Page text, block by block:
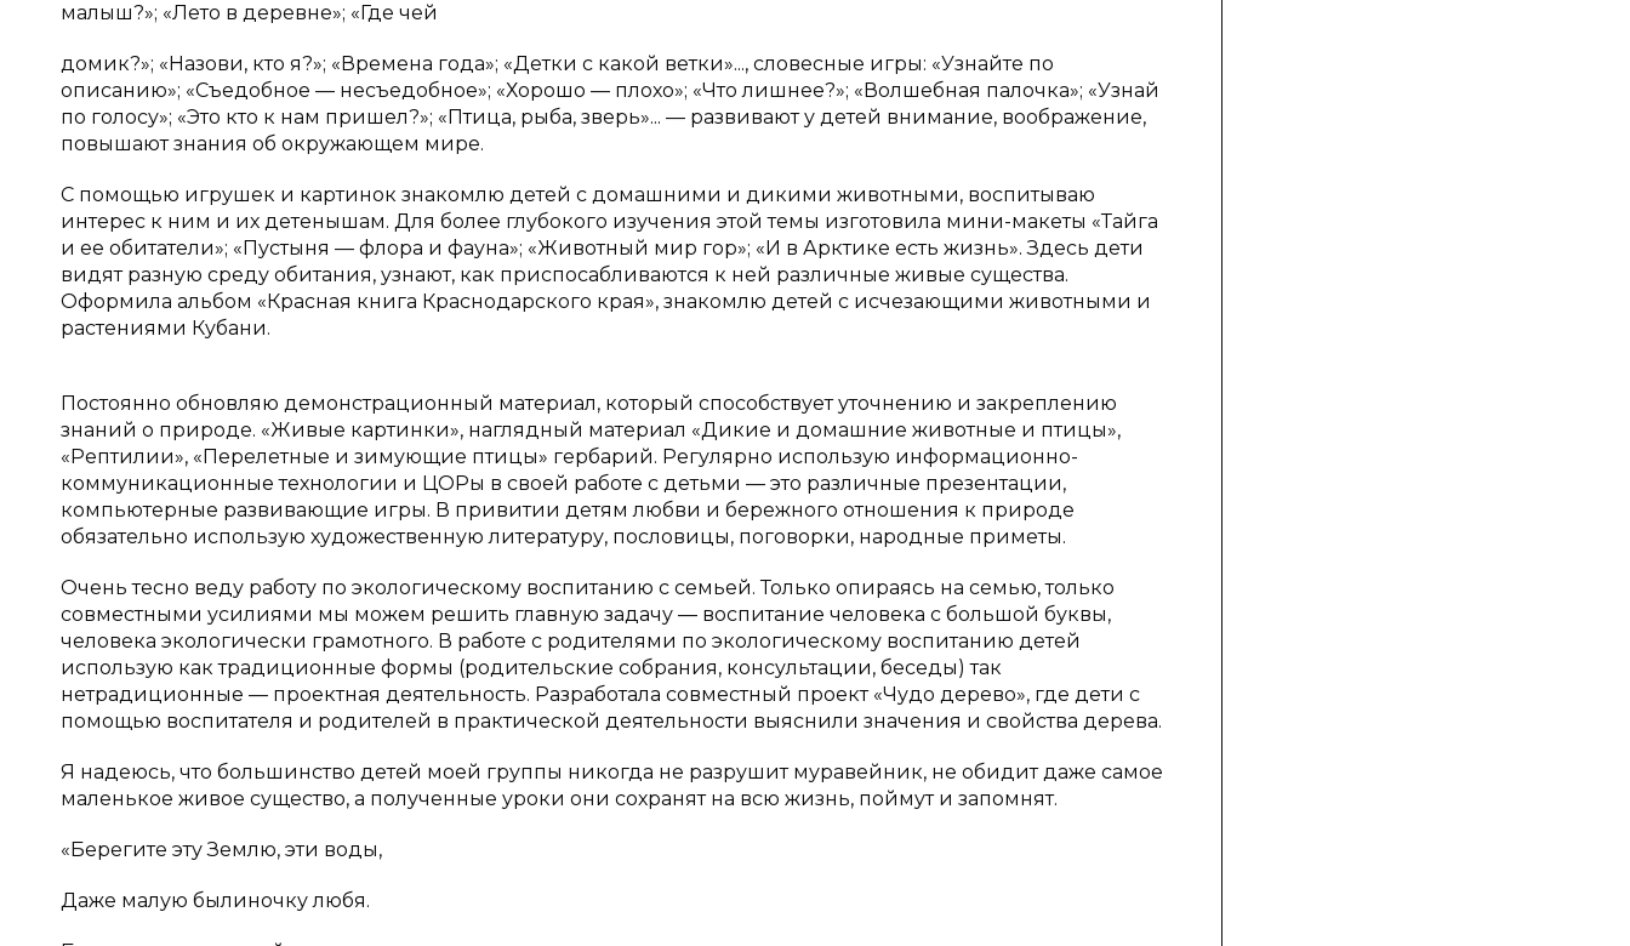
малыш?»; «Лето в деревне»; «Где чей
домик?»; «Назови, кто я?»; «Времена года»; «Детки с какой ветки»..., словесные игры: «Узнайте по
описанию»; «Съедобное — несъедобное»; «Хорошо — плохо»; «Что лишнее?»; «Волшебная палочка»; «Узнай
по голосу»; «Это кто к нам пришел?»; «Птица, рыба, зверь»... — развивают у детей внимание, воображение,
повышают знания об окружающем мире.
С помощью игрушек и картинок знакомлю детей с домашними и дикими животными, воспитываю
интерес к ним и их детенышам. Для более глубокого изучения этой темы изготовила мини-макеты «Тайга
и ее обитатели»; «Пустыня — флора и фауна»; «Животный мир гор»; «И в Арктике есть жизнь». Здесь дети
видят разную среду обитания, узнают, как приспосабливаются к ней различные живые существа.
Оформила альбом «Красная книга Краснодарского края», знакомлю детей с исчезающими животными и
растениями Кубани.
Постоянно обновляю демонстрационный материал, который способствует уточнению и закреплению
знаний о природе. «Живые картинки», наглядный материал «Дикие и домашние животные и птицы»,
«Рептилии», «Перелетные и зимующие птицы» гербарий. Регулярно использую информационно-
коммуникационные технологии и ЦОРы в своей работе с детьми — это различные презентации,
компьютерные развивающие игры. В привитии детям любви и бережного отношения к природе
обязательно использую художественную литературу, пословицы, поговорки, народные приметы.
Очень тесно веду работу по экологическому воспитанию с семьей. Только опираясь на семью, только
совместными усилиями мы можем решить главную задачу — воспитание человека с большой буквы,
человека экологически грамотного. В работе с родителями по экологическому воспитанию детей
использую как традиционные формы (родительские собрания, консультации, беседы) так
нетрадиционные — проектная деятельность. Разработала совместный проект «Чудо дерево», где дети с
помощью воспитателя и родителей в практической деятельности выяснили значения и свойства дерева.
Я надеюсь, что большинство детей моей группы никогда не разрушит муравейник, не обидит даже самое
маленькое живое существо, а полученные уроки они сохранят на всю жизнь, поймут и запомнят.
«Берегите эту Землю, эти воды,
Даже малую былиночку любя.